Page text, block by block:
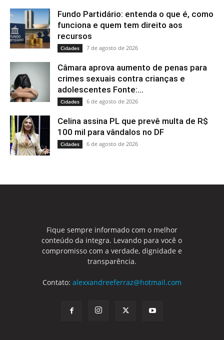
Fundo Partidário: entenda o que é, como
funciona e quem tem direito aos
recursos
Cidades 7 de agosto de 2026
Câmara aprova aumento de penas para
crimes sexuais contra crianças e
adolescentes Fonte:...
Cidades 6 de agosto de 2026
Celina assina PL que prevê multa de R$
100 mil para vândalos no DF
Cidades 6 de agosto de 2026
Fique sempre informado com o melhor
conteúdo da integra. Levando para você o
compromisso com a verdade, dignidade e
transparência.
Contato: alexxandreeferraz@hotmail.com